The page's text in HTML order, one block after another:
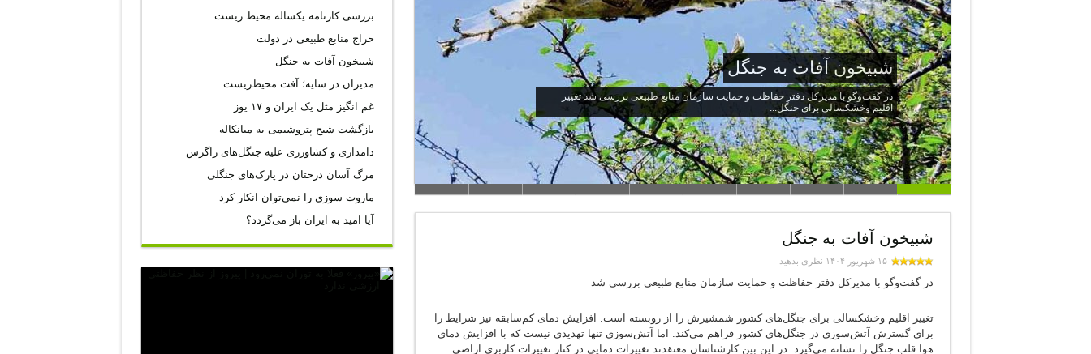
شبیخون آفات به جنگل
‌در گفت‌وگو با مدیرکل دفتر حفاظت و حمایت سازمان منابع طبیعی ‌بررسی شد تغییر
اقلیم وخشکسالی برای جنگل...
شبیخون آفات به جنگل
۱۵ شهریور ۱۴۰۴ نظری بدهید
‌در گفت‌وگو با مدیرکل دفتر حفاظت و حمایت سازمان منابع طبیعی ‌بررسی شد
تغییر اقلیم وخشکسالی برای جنگل‌های کشور شمشیرش را از روبسته است. افزایش دمای کم‌سابقه نیز شرایط را
برای گسترش آتش‌سوزی در جنگل‌های کشور فراهم می‌کند. اما آتش‌سوزی تنها تهدیدی نیست که با افزایش دمای
هوا قلب جنگل را نشانه می‌گیرد. در این بین کارشناسان معتقدند تغییرات دمایی در کنار تغییرات کاربری اراضی
بررسی کارنامه یکساله محیط‌ زیست
حراج منابع طبیعی در دولت
شبیخون آفات به جنگل
مدیران در سایه؛ آفت محیط‌‌زیست
غم انگیز مثل یک ایران و ۱۷ یوز
بازگشت شبح پتروشیمی به میانکاله
دامداری و کشاورزی علیه جنگل‌های زاگرس
مرگ آسان درختان در پارک‌های جنگلی
مازوت سوزی را نمی‌توان انکار کرد
آیا امید به ایران باز می‌گردد؟